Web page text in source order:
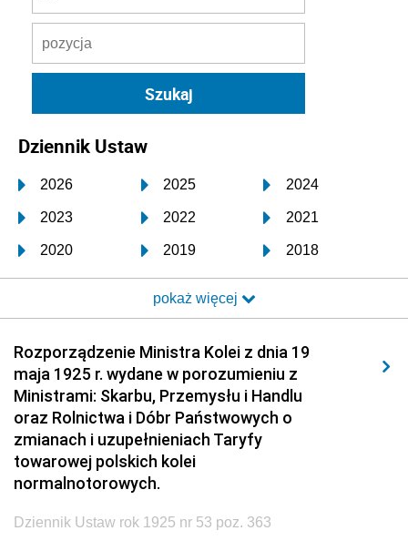
Dziennik Ustaw
2026 2025 2024
2023 2022 2021
2020 2019 2018
2017 2016 2015
2014 2013 2012
2011 2010 2009
2008 2007 2006
2005 2004 2003
2002 2001
1999
pokaż więcej
Rozporządzenie Ministra Kolei z dnia 19
maja 1925 r. wydane w porozumieniu z
Ministrami: Skarbu, Przemysłu i Handlu
oraz Rolnictwa i Dóbr Państwowych o
zmianach i uzupełnieniach Taryfy
towarowej polskich kolei
normalnotorowych.
Dziennik Ustaw rok 1925 nr 53 poz. 363